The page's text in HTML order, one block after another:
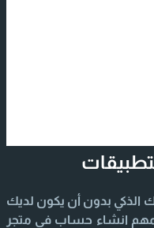
الذكي بدون أن يكون لديك
انشاء حساب في متجر